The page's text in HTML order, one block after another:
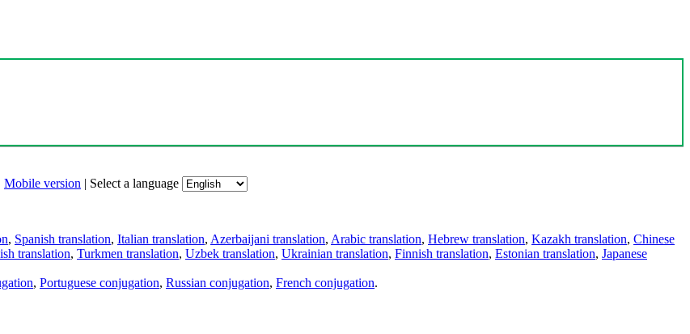
Mobile version | Select a language
, Spanish translation, Italian translation, Azerbaijani translation, Arabic translation, Hebrew translation, Kazakh translation, Chinese
translation, Turkmen translation, Uzbek translation, Ukrainian translation, Finnish translation, Estonian translation, Japanese
, Portuguese conjugation, Russian conjugation, French conjugation.